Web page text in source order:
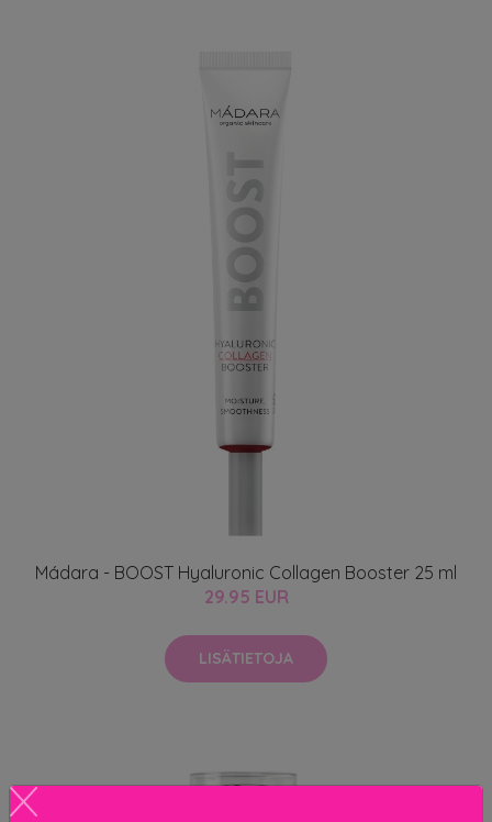
Mádara - BOOST Hyaluronic Collagen Booster 25 ml
29.95 EUR
LISÄTIETOJA